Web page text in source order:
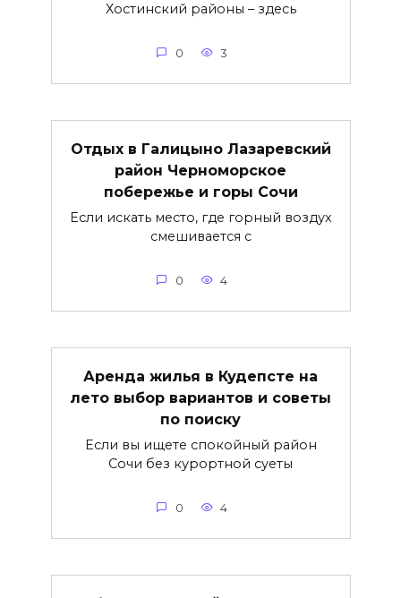
Хостинский районы – здесь
0 3
Отдых в Галицыно Лазаревский
район Черноморское
побережье и горы Сочи
Если искать место, где горный воздух
смешивается с
0 4
Аренда жилья в Кудепсте на
лето выбор вариантов и советы
по поиску
Если вы ищете спокойный район
Сочи без курортной суеты
0 4